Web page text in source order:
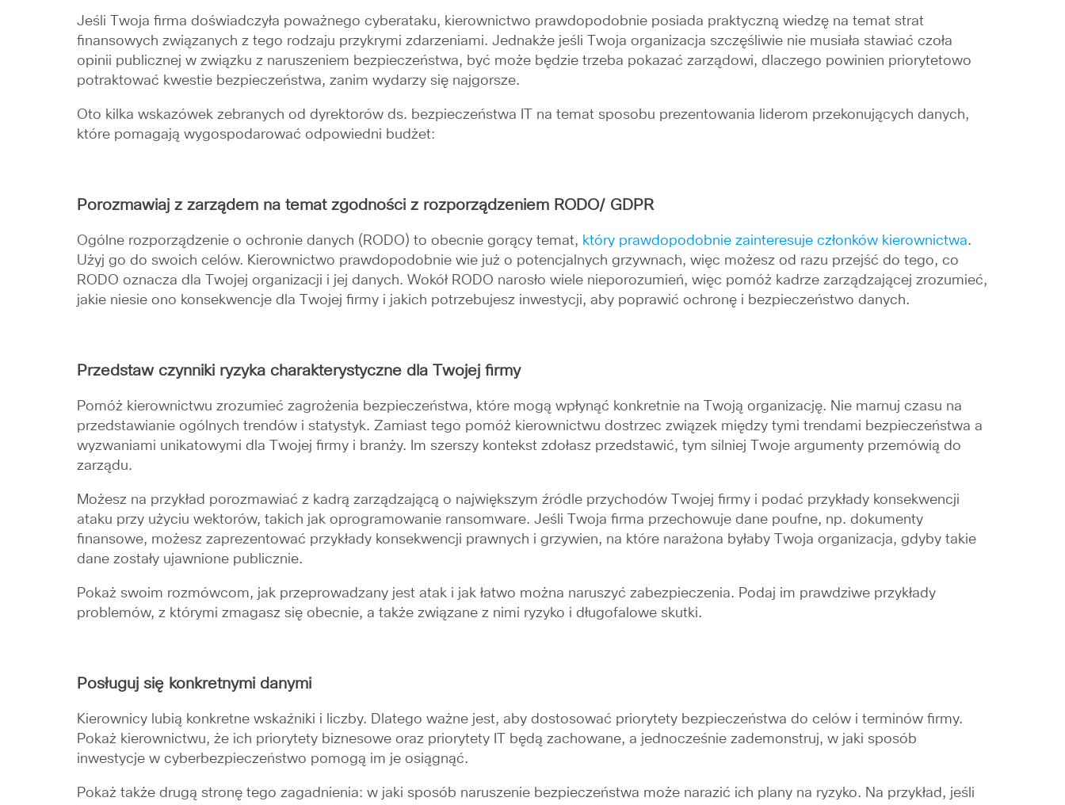
Jeśli Twoja firma doświadczyła poważnego cyberataku, kierownictwo prawdopodobnie posiada praktyczną wiedzę na temat strat
finansowych związanych z tego rodzaju przykrymi zdarzeniami. Jednakże jeśli Twoja organizacja szczęśliwie nie musiała stawiać czoła
opinii publicznej w związku z naruszeniem bezpieczeństwa, być może będzie trzeba pokazać zarządowi, dlaczego powinien priorytetowo
potraktować kwestie bezpieczeństwa, zanim wydarzy się najgorsze.
Oto kilka wskazówek zebranych od dyrektorów ds. bezpieczeństwa IT na temat sposobu prezentowania liderom przekonujących danych,
które pomagają wygospodarować odpowiedni budżet:
Porozmawiaj z zarządem na temat zgodności z rozporządzeniem RODO/ GDPR
Ogólne rozporządzenie o ochronie danych (RODO) to obecnie gorący temat, który prawdopodobnie zainteresuje członków kierownictwa.
Użyj go do swoich celów. Kierownictwo prawdopodobnie wie już o potencjalnych grzywnach, więc możesz od razu przejść do tego, co
RODO oznacza dla Twojej organizacji i jej danych. Wokół RODO narosło wiele nieporozumień, więc pomóż kadrze zarządzającej zrozumieć,
jakie niesie ono konsekwencje dla Twojej firmy i jakich potrzebujesz inwestycji, aby poprawić ochronę i bezpieczeństwo danych.
Przedstaw czynniki ryzyka charakterystyczne dla Twojej firmy
Pomóż kierownictwu zrozumieć zagrożenia bezpieczeństwa, które mogą wpłynąć konkretnie na Twoją organizację. Nie marnuj czasu na
przedstawianie ogólnych trendów i statystyk. Zamiast tego pomóż kierownictwu dostrzec związek między tymi trendami bezpieczeństwa a
wyzwaniami unikatowymi dla Twojej firmy i branży. Im szerszy kontekst zdołasz przedstawić, tym silniej Twoje argumenty przemówią do
zarządu.
Możesz na przykład porozmawiać z kadrą zarządzającą o największym źródle przychodów Twojej firmy i podać przykłady konsekwencji
ataku przy użyciu wektorów, takich jak oprogramowanie ransomware. Jeśli Twoja firma przechowuje dane poufne, np. dokumenty
finansowe, możesz zaprezentować przykłady konsekwencji prawnych i grzywien, na które narażona byłaby Twoja organizacja, gdyby takie
dane zostały ujawnione publicznie.
Pokaż swoim rozmówcom, jak przeprowadzany jest atak i jak łatwo można naruszyć zabezpieczenia. Podaj im prawdziwe przykłady
problemów, z którymi zmagasz się obecnie, a także związane z nimi ryzyko i długofalowe skutki.
Posługuj się konkretnymi danymi
Kierownicy lubią konkretne wskaźniki i liczby. Dlatego ważne jest, aby dostosować priorytety bezpieczeństwa do celów i terminów firmy.
Pokaż kierownictwu, że ich priorytety biznesowe oraz priorytety IT będą zachowane, a jednocześnie zademonstruj, w jaki sposób
inwestycje w cyberbezpieczeństwo pomogą im je osiągnąć.
Pokaż także drugą stronę tego zagadnienia: w jaki sposób naruszenie bezpieczeństwa może narazić ich plany na ryzyko. Na przykład, jeśli